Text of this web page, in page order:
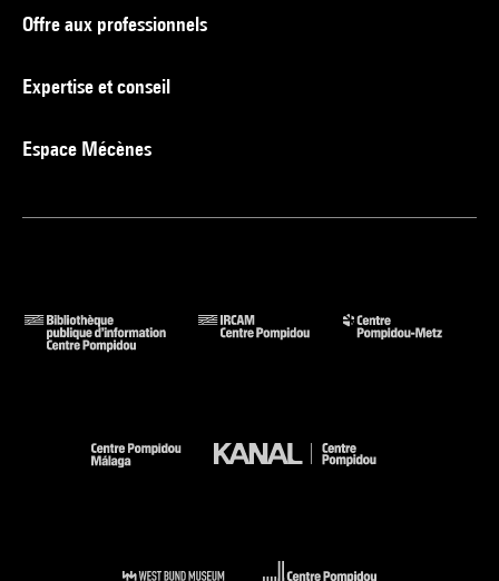
Offre aux professionnels
Expertise et conseil
Espace Mécènes